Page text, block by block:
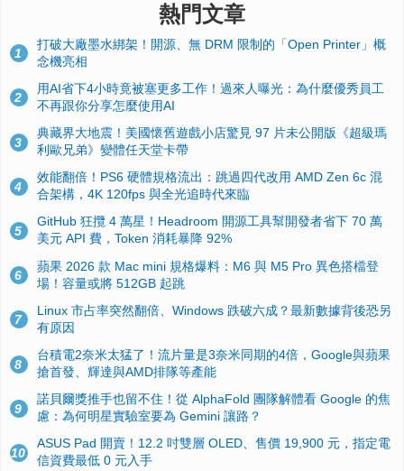
熱門文章
1
打破大廠墨水綁架！開源、無 DRM 限制的「Open Printer」概
念機亮相
2
用AI省下4小時竟被塞更多工作！過來人曝光：為什麼優秀員工
不再跟你分享怎麼使用AI
3
典藏界大地震！美國懷舊遊戲小店驚見 97 片未公開版《超級瑪
利歐兄弟》變體任天堂卡帶
4
效能翻倍！PS6 硬體規格流出：跳過四代改用 AMD Zen 6c 混
合架構，4K 120fps 與全光追時代來臨
5
GitHub 狂攬 4 萬星！Headroom 開源工具幫開發者省下 70 萬
美元 API 費，Token 消耗暴降 92%
6
蘋果 2026 款 Mac mini 規格爆料：M6 與 M5 Pro 異色搭檔登
場！容量或將 512GB 起跳
7
Linux 市占率突然翻倍、Windows 跌破六成？最新數據背後恐另
有原因
8
台積電2奈米太猛了！流片量是3奈米同期的4倍，Google與蘋果
搶首發、輝達與AMD排隊等產能
9
諾貝爾獎推手也留不住！從 AlphaFold 團隊解體看 Google 的焦
慮：為何明星實驗室要為 Gemini 讓路？
10
ASUS Pad 開賣！12.2 吋雙層 OLED、售價 19,900 元，指定電
信資費最低 0 元入手